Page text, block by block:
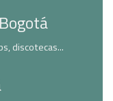
discotecas...